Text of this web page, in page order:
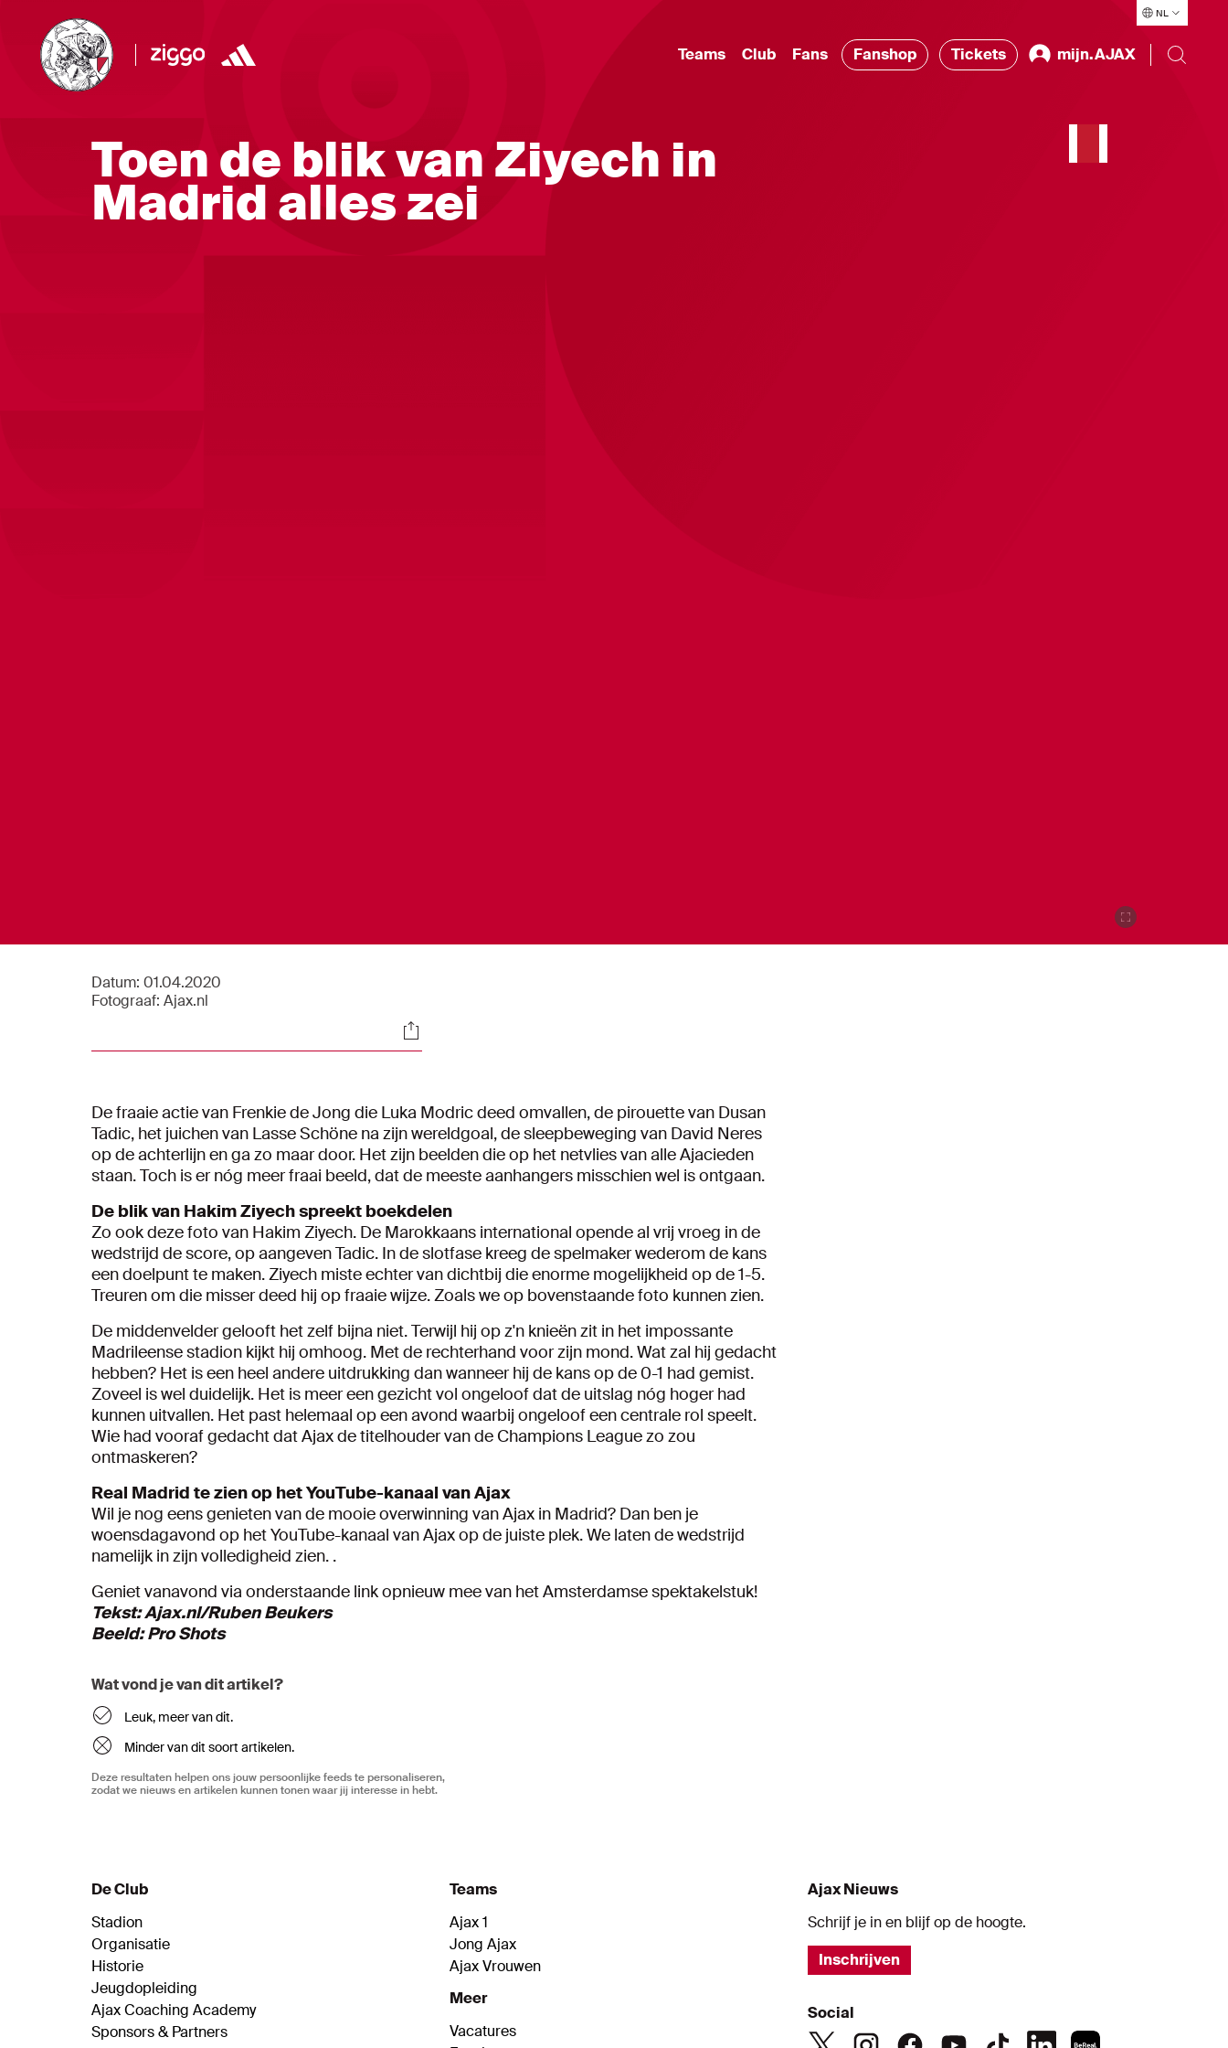
NL
Teams Club Fans Fanshop Tickets mijn.AJAX
Toen de blik van Ziyech in
Madrid alles zei
Datum: 01.04.2020
Fotograaf: Ajax.nl
Socials
De fraaie actie van Frenkie de Jong die Luka Modric deed omvallen, de pirouette van Dusan
Tadic, het juichen van Lasse Schöne na zijn wereldgoal, de sleepbeweging van David Neres
op de achterlijn en ga zo maar door. Het zijn beelden die op het netvlies van alle Ajacieden
staan. Toch is er nóg meer fraai beeld, dat de meeste aanhangers misschien wel is ontgaan.
De blik van Hakim Ziyech spreekt boekdelen
Zo ook deze foto van Hakim Ziyech. De Marokkaans international opende al vrij vroeg in de
wedstrijd de score, op aangeven Tadic. In de slotfase kreeg de spelmaker wederom de kans
een doelpunt te maken. Ziyech miste echter van dichtbij die enorme mogelijkheid op de 1-5.
Treuren om die misser deed hij op fraaie wijze. Zoals we op bovenstaande foto kunnen zien.
De middenvelder gelooft het zelf bijna niet. Terwijl hij op z'n knieën zit in het impossante
Madrileense stadion kijkt hij omhoog. Met de rechterhand voor zijn mond. Wat zal hij gedacht
hebben? Het is een heel andere uitdrukking dan wanneer hij de kans op de 0-1 had gemist.
Zoveel is wel duidelijk. Het is meer een gezicht vol ongeloof dat de uitslag nóg hoger had
kunnen uitvallen. Het past helemaal op een avond waarbij ongeloof een centrale rol speelt.
Wie had vooraf gedacht dat Ajax de titelhouder van de Champions League zo zou
ontmaskeren?
Real Madrid te zien op het YouTube-kanaal van Ajax
Wil je nog eens genieten van de mooie overwinning van Ajax in Madrid? Dan ben je
woensdagavond op het YouTube-kanaal van Ajax op de juiste plek. We laten de wedstrijd
namelijk in zijn volledigheid zien. .
Geniet vanavond via onderstaande link opnieuw mee van het Amsterdamse spektakelstuk!
Tekst: Ajax.nl/Ruben Beukers
Beeld: Pro Shots
Wat vond je van dit artikel?
Leuk, meer van dit.
Minder van dit soort artikelen.
Deze resultaten helpen ons jouw persoonlijke feeds te personaliseren,
zodat we nieuws en artikelen kunnen tonen waar jij interesse in hebt.
De Club
Stadion
Organisatie
Historie
Jeugdopleiding
Ajax Coaching Academy
Sponsors & Partners
Teams
Ajax 1
Jong Ajax
Ajax Vrouwen
Meer
Vacatures
Ajax Nieuws
Schrijf je in en blijf op de hoogte.
Inschrijven
Social